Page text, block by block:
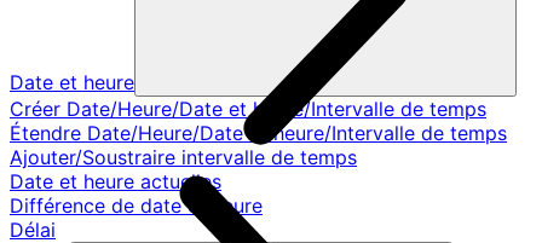
Date et heure
Créer Date/Heure/Date et heure/Intervalle de temps
Étendre Date/Heure/Date et heure/Intervalle de temps
Ajouter/Soustraire intervalle de temps
Date et heure actuelles
Différence de date et heure
Délai